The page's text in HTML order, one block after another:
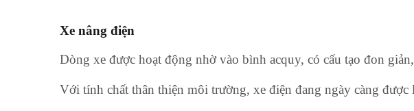
Xe nâng điện
Dòng xe được hoạt động nhờ vào bình acquy, có cấu tạo đon
Với tính chất thân thiện môi trường, xe điện đang ngày càng